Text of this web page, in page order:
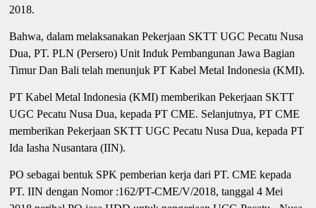
2018.
Bahwa, dalam melaksanakan Pekerjaan SKTT UGC Pecatu Nusa
Dua, PT. PLN (Persero) Unit Induk Pembangunan Jawa Bagian
Timur Dan Bali telah menunjuk PT Kabel Metal Indonesia (KMI).
PT Kabel Metal Indonesia (KMI) memberikan Pekerjaan SKTT
UGC Pecatu Nusa Dua, kepada PT CME. Selanjutnya, PT CME
memberikan Pekerjaan SKTT UGC Pecatu Nusa Dua, kepada PT
Ida Iasha Nusantara (IIN).
PO sebagai bentuk SPK pemberian kerja dari PT. CME kepada
PT. IIN dengan Nomor :162/PT-CME/V/2018, tanggal 4 Mei